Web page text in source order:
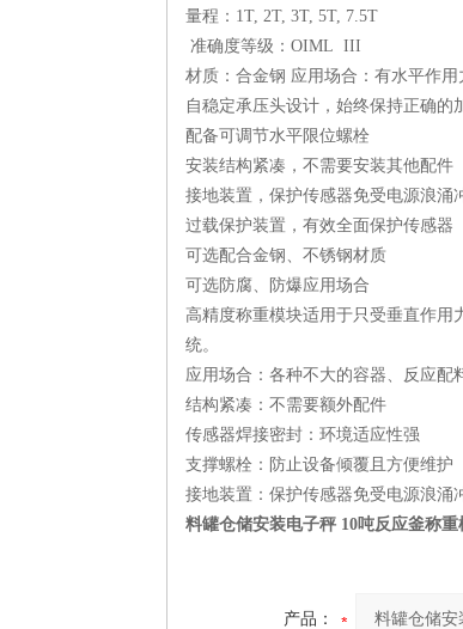
量程：1T, 2T, 3T, 5T, 7.5T
准确度等级：OIML III
材质：合金钢 应用场合：有水平作
自稳定承压头设计，始终保持正确的
配备可调节水平限位螺栓
安装结构紧凑，不需要安装其他配件
接地装置，保护传感器免受电源浪涌
过载保护装置，有效全面保护传感器
可选配合金钢、不锈钢材质
可选防腐、防爆应用场合
高精度称重模块适用于只受垂直作
统。
应用场合：各种不大的容器、反应配
结构紧凑：不需要额外配件
传感器焊接密封：环境适应性强
支撑螺栓：防止设备倾覆且方便维护
接地装置：保护传感器免受电源浪涌
料罐仓储安装电子秤 10吨反应釜称重
产品：